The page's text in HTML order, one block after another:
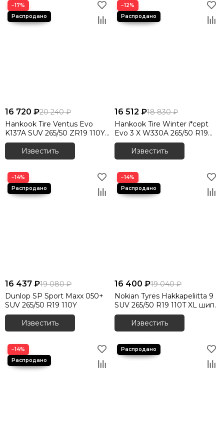
−17%
16 720 ₽20 240 ₽
Hankook Tire Ventus Evo
K137A SUV 265/50 ZR19 110Y
XL
Известить
−12%
16 512 ₽18 830 ₽
Hankook Tire Winter i*cept
Evo 3 X W330A 265/50 R19
110V XL
Известить
−14%
16 437 ₽19 080 ₽
Dunlop SP Sport Maxx 050+
SUV 265/50 R19 110Y
Известить
−14%
16 400 ₽19 040 ₽
Nokian Tyres Hakkapeliitta 9
SUV 265/50 R19 110T XL шип.
Известить
−14%